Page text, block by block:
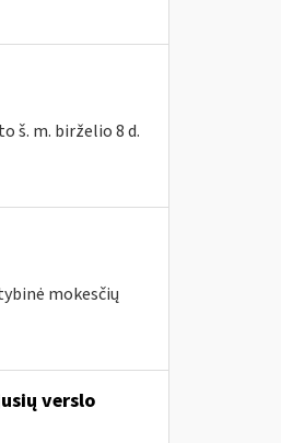
š. m. birželio 8 d.
mokesčių
verslo